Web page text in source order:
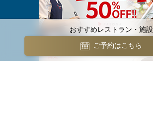
おすすめレストラン・施設
ご予約はこちら